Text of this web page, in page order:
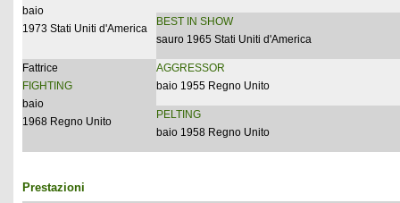
baio
1973 Stati Uniti d'America
BEST IN SHOW
sauro 1965 Stati Uniti d'America
Fattrice
FIGHTING
baio
1968 Regno Unito
AGGRESSOR
baio 1955 Regno Unito
PELTING
baio 1958 Regno Unito
Prestazioni